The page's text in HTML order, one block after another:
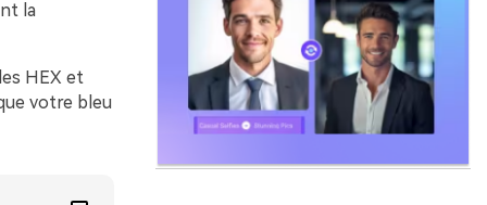
la
HEX et
votre bleu